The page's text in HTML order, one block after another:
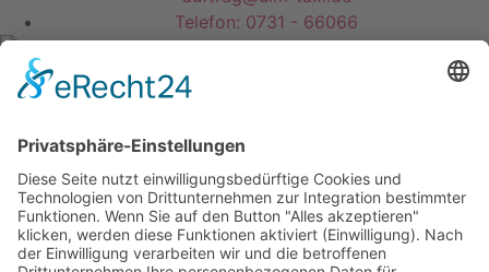
Telefon: 0731 - 66066
Impressum
Datenschutzerklärung
Cookie-Einstellungen
Mit ❤ created by www.webagentur-flake.de – 2023 ©